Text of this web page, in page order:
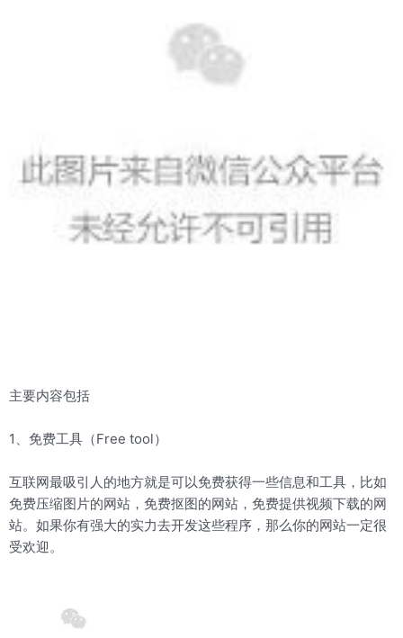
主要内容包括
1、免费工具（Free tool）
互联网最吸引人的地方就是可以免费获得一些信息和工具，比如
免费压缩图片的网站，免费抠图的网站，免费提供视频下载的网
站。如果你有强大的实力去开发这些程序，那么你的网站一定很
受欢迎。